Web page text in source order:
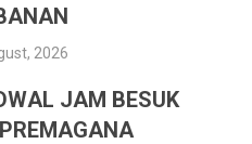
2026
JAM BESUK